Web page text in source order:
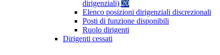
dirigenziali) 20
Elenco posizioni dirigenziali discrezionali
Posti di funzione disponibili
Ruolo dirigenti
Dirigenti cessati